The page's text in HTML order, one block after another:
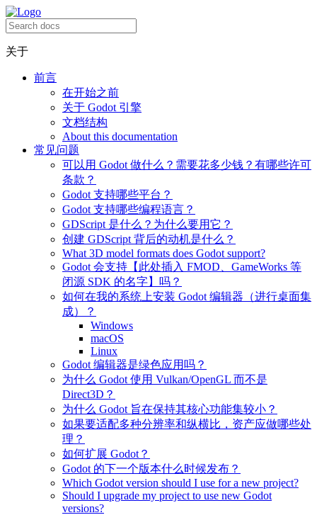
关于
前言
在开始之前
关于 Godot 引擎
文档结构
About this documentation
常见问题
可以用 Godot 做什么？需要花多少钱？有哪些许可
条款？
Godot 支持哪些平台？
Godot 支持哪些编程语言？
GDScript 是什么？为什么要用它？
创建 GDScript 背后的动机是什么？
What 3D model formats does Godot support?
Godot 会支持【此处插入 FMOD、GameWorks 等
闭源 SDK 的名字】吗？
如何在我的系统上安装 Godot 编辑器（进行桌面集
成）？
Windows
macOS
Linux
Godot 编辑器是绿色应用吗？
为什么 Godot 使用 Vulkan/OpenGL 而不是
Direct3D？
为什么 Godot 旨在保持其核心功能集较小？
如果要适配多种分辨率和纵横比，资产应做哪些处
理？
如何扩展 Godot？
Godot 的下一个版本什么时候发布？
Which Godot version should I use for a new project?
Should I upgrade my project to use new Godot
versions?